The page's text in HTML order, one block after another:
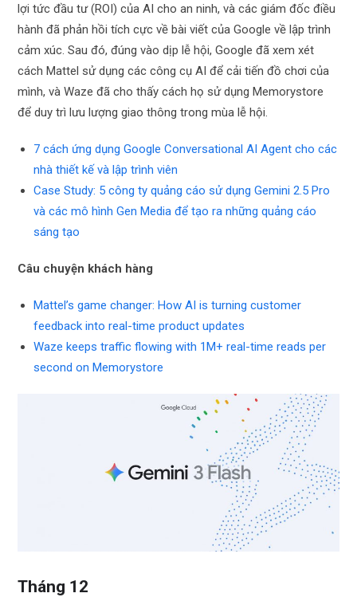
lợi tức đầu tư (ROI) của AI cho an ninh, và các giám đốc điều
hành đã phản hồi tích cực về bài viết của Google về lập trình
cảm xúc. Sau đó, đúng vào dịp lễ hội, Google đã xem xét
cách Mattel sử dụng các công cụ AI để cải tiến đồ chơi của
mình, và Waze đã cho thấy cách họ sử dụng Memorystore
để duy trì lưu lượng giao thông trong mùa lễ hội.
7 cách ứng dụng Google Conversational AI Agent cho các
nhà thiết kế và lập trình viên
Case Study: 5 công ty quảng cáo sử dụng Gemini 2.5 Pro
và các mô hình Gen Media để tạo ra những quảng cáo
sáng tạo
Câu chuyện khách hàng
Mattel’s game changer: How AI is turning customer
feedback into real-time product updates
Waze keeps traffic flowing with 1M+ real-time reads per
second on Memorystore
Tháng 12